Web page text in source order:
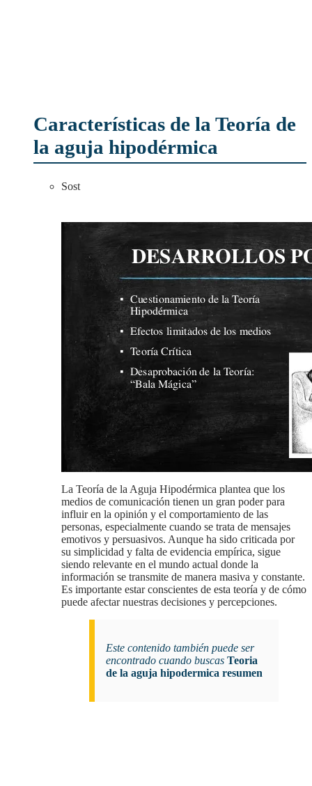
Características de la Teoría de
la aguja hipodérmica
Sost
la Teoría de la Aguja Hipodérmica plantea que los
medios de comunicación tienen un gran poder para
influir en la opinión y el comportamiento de las
personas, especialmente cuando se trata de mensajes
emotivos y persuasivos. Aunque ha sido criticada por
su simplicidad y falta de evidencia empírica, sigue
siendo relevante en el mundo actual donde la
información se transmite de manera masiva y constante.
Es importante estar conscientes de esta teoría y de cómo
puede afectar nuestras decisiones y percepciones.
Este contenido también puede ser
encontrado cuando buscas Teoria
de la aguja hipodermica resumen